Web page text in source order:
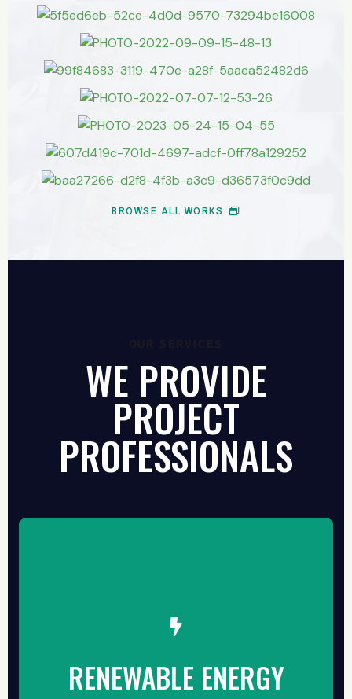
BROWSE ALL WORKS
WE PROVIDE
PROJECT
PROFESSIONALS
RENEWABLE ENERGY
THE DETAIL
Siap Memberikan Pelayanan yang dibutuhkan
dibidang Energi Terbarukan dan Kendaraan Listrik